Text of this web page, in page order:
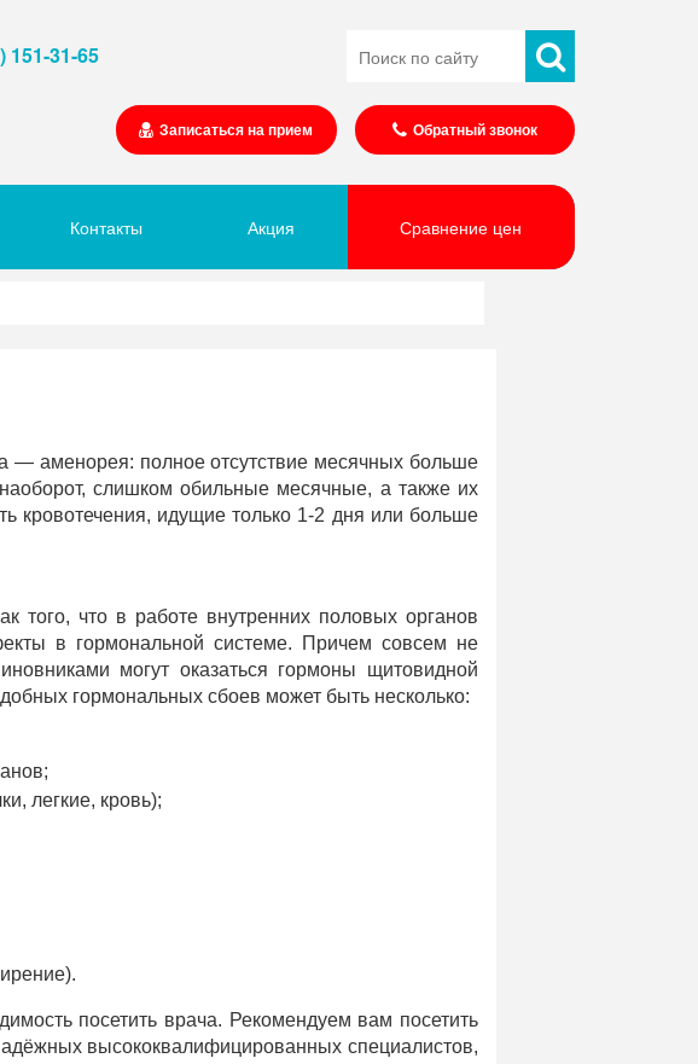
151-31-65
Записаться на прием Обратный звонок
Контакты Акция Сравнение цен
аменорея: полное отсутствие месячных больше
слишком обильные месячные, а также их
кровотечения, идущие только 1-2 дня или больше
того, что в работе внутренних половых органов
в гормональной системе. Причем совсем не
могут оказаться гормоны щитовидной
гормональных сбоев может быть несколько:
легкие, кровь);
посетить врача. Рекомендуем вам посетить
высококвалифицированных специалистов,